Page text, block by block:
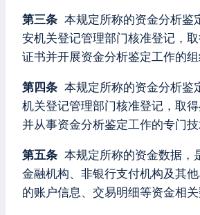
第三条 本规定所称的资金分析鉴
安机关登记管理部门核准登记，
证书并开展资金分析鉴定工作的组
第四条 本规定所称的资金分析鉴
机关登记管理部门核准登记，取
并从事资金分析鉴定工作的专门技
第五条 本规定所称的资金数据，
金融机构、非银行支付机构及其
的账户信息、交易明细等资金相关